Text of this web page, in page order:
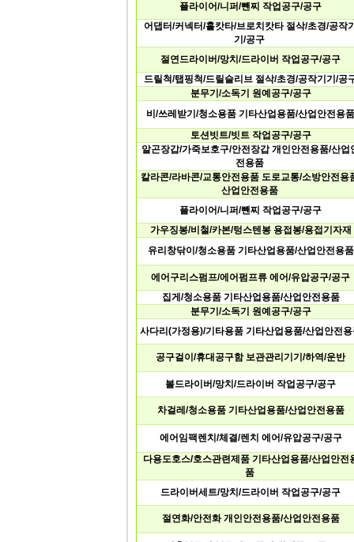
플라이어/니퍼/뺀찌작업공구/공구
어댑터/커넥터/홀캇타/브로치캇타절삭/초경/공작
기/공구
절연드라이버/망치/드라이버작업공구/공구
드릴척/탭핑척/드릴슬리브절삭/초경/공작기기/공
분무기/소독기원예공구/공구
비/쓰레받기/청소용품기타산업용품/산업안전용품
토션빗트/빗트작업공구/공구
알곤장갑/가죽보호구/안전장갑개인안전용품/산업
전용품
칼라콘/라바콘/교통안전용품도로교통/소방안전용
산업안전용품
플라이어/니퍼/뺀찌작업공구/공구
가우징봉/비철/카본/텅스텐봉용접봉/용접기자재
유리창닦이/청소용품기타산업용품/산업안전용품
에어구리스펌프/에어펌프류에어/유압공구/공구
집게/청소용품기타산업용품/산업안전용품
분무기/소독기원예공구/공구
사다리(가정용)/기타용품기타산업용품/산업안전용
공구걸이/휴대공구함보관관리기기/하역/운반
볼드라이버/망치/드라이버작업공구/공구
차걸레/청소용품기타산업용품/산업안전용품
에어임팩렌치/체결/렌치에어/유압공구/공구
다용도호스/호스관련제품기타산업용품/산업안전
품
드라이버세트/망치/드라이버작업공구/공구
절연화/안전화개인안전용품/산업안전용품